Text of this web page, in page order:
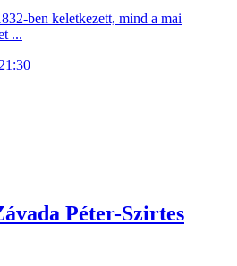
ben keletkezett, mind a mai
...
Péter-Szirtes